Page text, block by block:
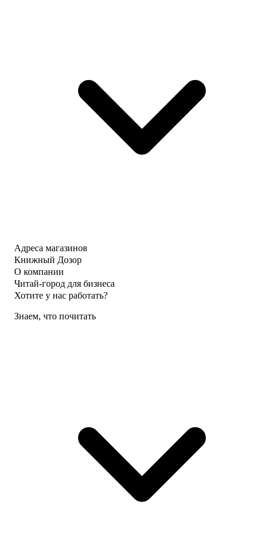
Адреса магазинов
Книжный Дозор
О компании
Читай-город для бизнеса
Хотите у нас работать?
Знаем, что почитать